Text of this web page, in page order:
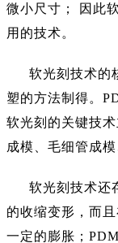
微小尺寸； 因此
用的技术。
软光刻技术的
塑的方法制得。
软光刻的关键技
成模、毛细管成
软光刻技术还
的收缩变形，而
一定的膨胀；